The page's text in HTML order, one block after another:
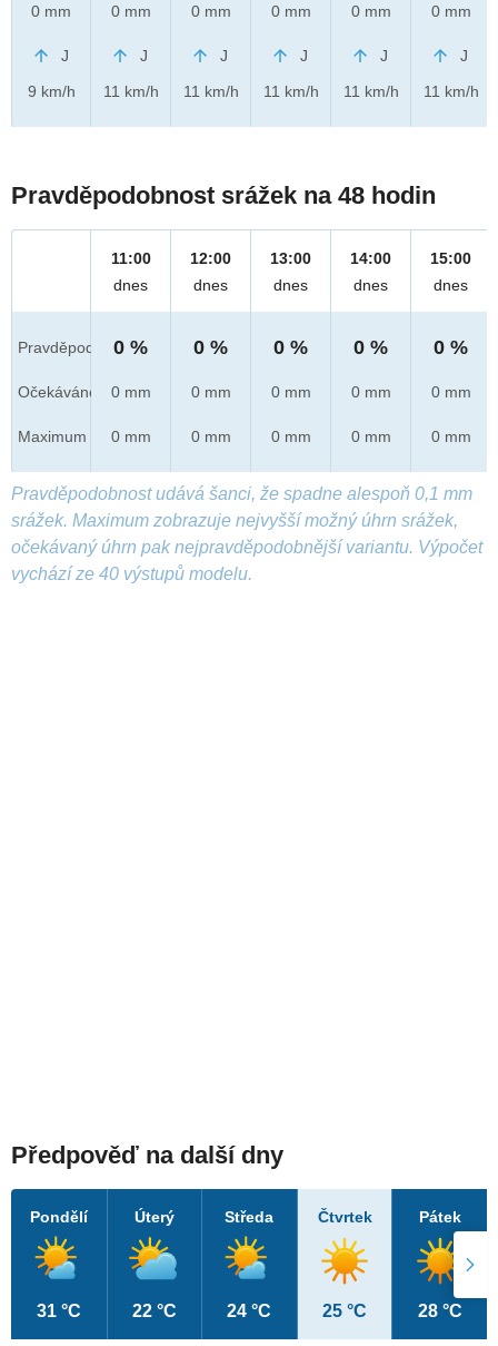
0 mm
J
9 km/h
0 mm
J
11 km/h
0 mm
J
11 km/h
0 mm
J
11 km/h
0 mm
J
11 km/h
0 mm
J
11 km/h
Pravděpodobnost srážek na 48 hodin
Pravděpod.
Očekáváno
Maximum
11:00
dnes
0 %
0 mm
0 mm
12:00
dnes
0 %
0 mm
0 mm
13:00
dnes
0 %
0 mm
0 mm
14:00
dnes
0 %
0 mm
0 mm
15:00
dnes
0 %
0 mm
0 mm
Pravděpodobnost udává šanci, že spadne alespoň 0,1 mm
srážek. Maximum zobrazuje nejvyšší možný úhrn srážek,
očekávaný úhrn pak nejpravděpodobnější variantu. Výpočet
vychází ze 40 výstupů modelu.
Předpověď na další dny
Pondělí
31 °C
Úterý
22 °C
Středa
24 °C
Čtvrtek
25 °C
Pátek
28 °C